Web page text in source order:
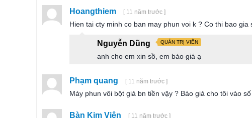
Hoangthiem [ 11 năm trước ]
Hien tai cty minh co ban may phun voi k ? Co thi bao
Nguyễn Dũng QUẢN TRỊ VIÊN
anh cho em xin sồ, em báo giá ạ
Phạm quang [ 11 năm trước ]
Máy phun vôi bột giá bn tiền vậy ? Báo giá cho tôi vào
Bàn Kim Viện [ 11 năm trước ]